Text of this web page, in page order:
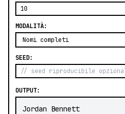
MODALITÀ:
SEED:
OUTPUT: